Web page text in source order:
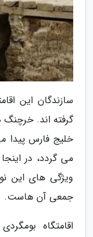
سازندگان این
گرفته اند.
خلیج فارس پیدا
می گردد، در
ویژگی های این
جمعی آن هاست.
اقامتگاه